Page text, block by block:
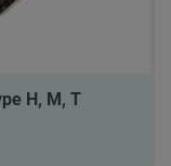
H, M, T